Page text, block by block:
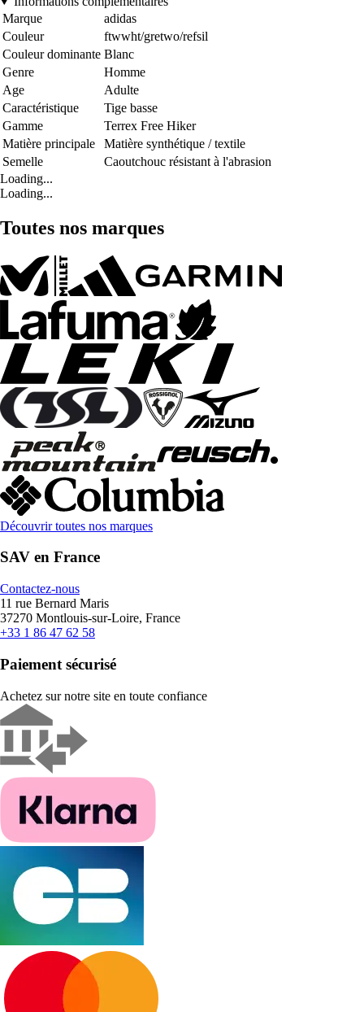
Marque
adidas
Couleur
ftwwht/gretwo/refsil
Couleur dominante Blanc
Genre
Homme
Age
Adulte
Caractéristique
Tige basse
Gamme
Terrex Free Hiker
Matière principale
Matière synthétique / textile
Semelle
Caoutchouc résistant à l'abrasion
Loading...
Loading...
Toutes nos marques
Découvrir toutes nos marques
SAV en France
Contactez-nous
11 rue Bernard Maris
37270 Montlouis-sur-Loire, France
+33 1 86 47 62 58
Paiement sécurisé
Achetez sur notre site en toute confiance